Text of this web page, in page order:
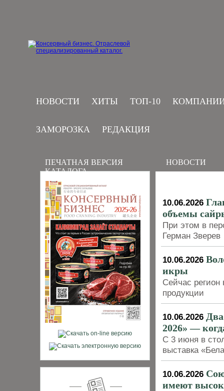
НОВОСТИ ХИТЫ ТОП-10
ЗАМОРОЗКА РЕДАКЦИЯ
ПЕЧАТНАЯ ВЕРСИЯ
КАТАЛОГА
НОВОСТИ
10.06.2026
объемы
При этом в
Герман Зверев
10.06.2026
икры
Сейчас регион
продукции
10.06.2026
2026» —
С 3 июня в
выставка
10.06.2026
имеют